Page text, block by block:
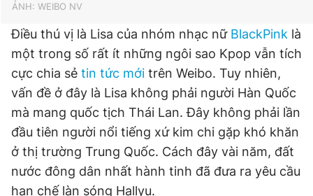
ẢNH: WEIBO NV
Điều thú vị là Lisa của nhóm nhạc nữ BlackPink là
một trong số rất ít những ngôi sao Kpop vẫn tích
cực chia sẻ tin tức mới trên Weibo. Tuy nhiên,
vấn đề ở đây là Lisa không phải người Hàn Quốc
mà mang quốc tịch Thái Lan. Đây không phải lần
đầu tiên người nổi tiếng xứ kim chi gặp khó khăn
ở thị trường Trung Quốc. Cách đây vài năm, đất
nước đông dân nhất hành tinh đã đưa ra yêu cầu
hạn chế làn sóng Hallyu.